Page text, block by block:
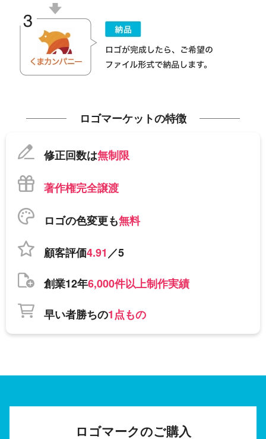
ロゴマーケットの特徴
修正回数は無制限
著作権完全譲渡
ロゴの色変更も無料
顧客評価4.91／5
創業12年6,000件以上制作実績
早い者勝ちの1点もの
ロゴマークのご購入